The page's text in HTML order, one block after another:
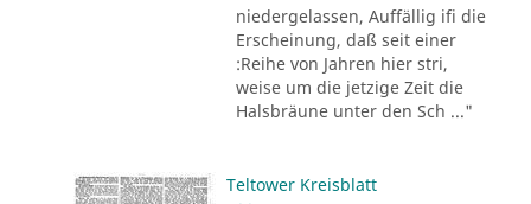
niedergelassen, Auffällig ifi die
Erscheinung, daß seit einer
:Reihe von Jahren hier stri,
weise um die jetzige Zeit die
Halsbräune unter den Sch ..."
Teltower Kreisblatt